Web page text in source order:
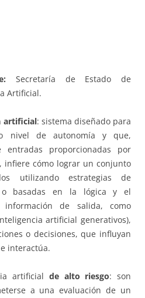
Secretaría de Estado de
Artificial.
artificial: sistema diseñado para
nivel de autonomía y que,
proporcionadas por
infiere cómo lograr un conjunto
utilizando estrategias de
o basadas en la lógica y el
información de salida, como
artificial generativos),
o decisiones, que influyan
interactúa.
artificial de alto riesgo: son
a una evaluación de un